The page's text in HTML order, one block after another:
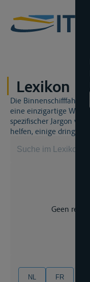
Lexikon
Die Binnenschifffahrt
eine einzigartige Welt.
spezifischer Jargon
helfen, einige dringend
Geen
NL FR